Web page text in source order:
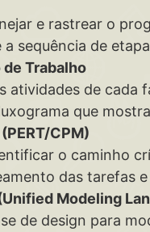
e rastrear o
a sequência de
de Trabalho
atividades de cada
que
CPM)
o caminho
das tarefas
Modeling
de design para